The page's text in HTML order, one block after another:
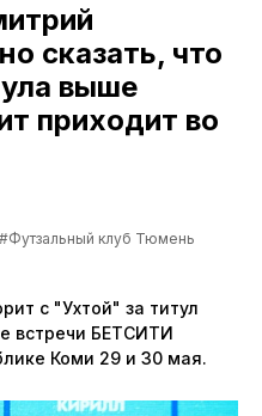
сказать, что
выше
приходит во
#Футзальный клуб Тюмень
с "Ухтой" за титул
встречи БЕТСИТИ
Коми 29 и 30 мая.